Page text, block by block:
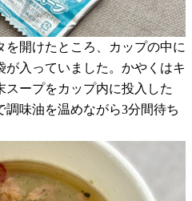
開けたところ、カップの中に
入っていました。かやくはキ
スープをカップ内に投入した
調味油を温めながら3分間待ち